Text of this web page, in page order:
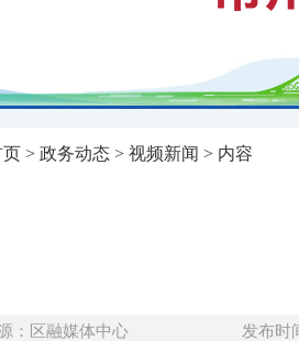
页 > 政务动态 > 视频新闻 > 内容
：区融媒体中心 发布时